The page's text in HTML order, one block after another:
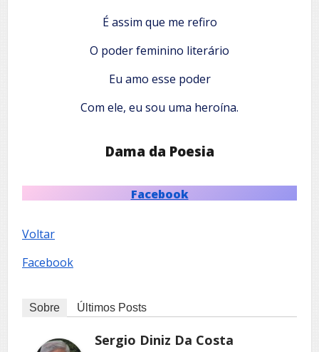
É assim que me refiro
O poder feminino literário
Eu amo esse poder
Com ele, eu sou uma heroína.
Dama da Poesia
Facebook
Voltar
Facebook
Sobre Últimos Posts
Sergio Diniz Da Costa